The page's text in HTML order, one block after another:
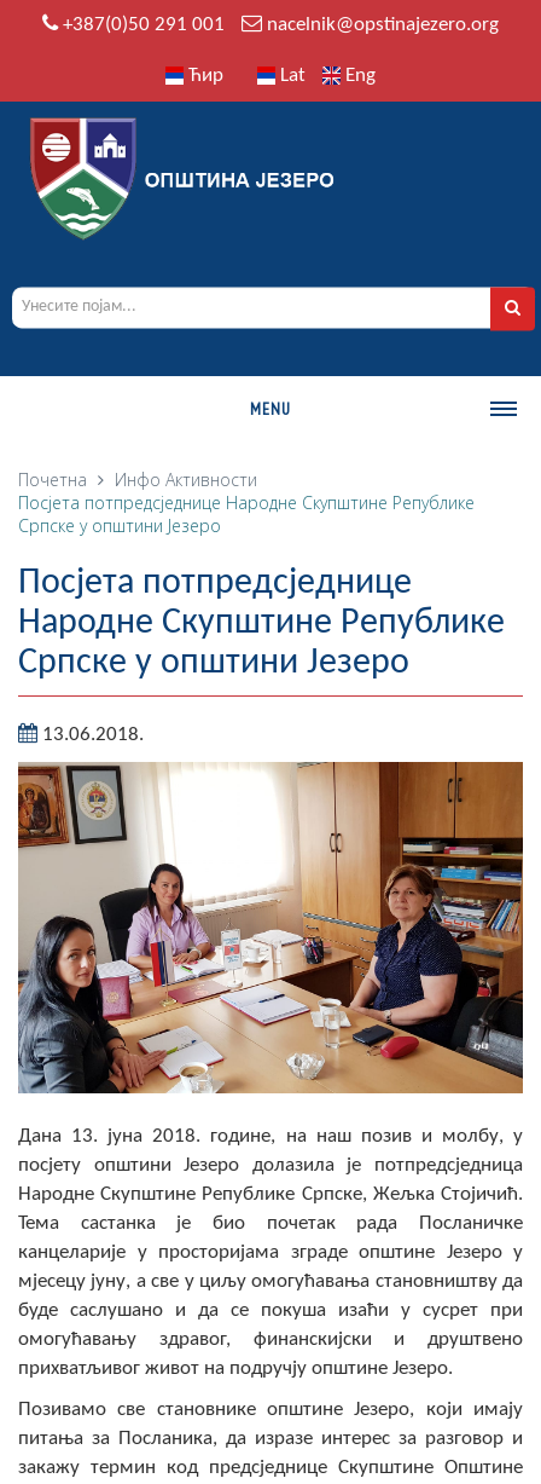
+387(0)50 291 001 nacelnik@opstinajezero.org
Ћир Lat Eng
MENU
О ОПШТИНИ
Историја
Географија
Насељена мјеста
Занимљивости
Фотогалерија
НАЧЕЛНИК
О Начелнику
Замјеник начелника
Извјештај о раду начелника
СКУПШТИНА
Статут Општине
Састав Скупштине
Службени Гласници
ОПШТИНСКА УПРАВА
ИНФО
Вијести
Активности
Почетна Инфо Активности
Посјета потпредсједнице Народне Скупштине Републике
Српске у општини Језеро
Посјета потпредсједнице
Народне Скупштине Републике
Српске у општини Језеро
13.06.2018.
Дана 13. јуна 2018. године, на наш позив и молбу, у
посјету општини Језеро долазила је потпредсједница
Народне Скупштине Републике Српске, Жељка Стојичић.
Тема састанка је био почетак рада Посланичке
канцеларије у просторијама зграде општине Језеро у
мјесецу јуну, а све у циљу омогућавања становништву да
буде саслушано и да се покуша изаћи у сусрет при
омогућавању здравог, финанскијски и друштвено
прихватљивог живот на подручју општине Језеро.
Позивамо све становнике општине Језеро, који имају
питања за Посланика, да изразе интерес за разговор и
закажу термин код предсједнице Скупштине Општине